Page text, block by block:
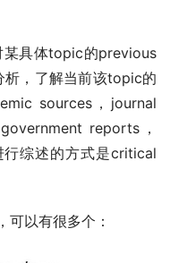
某具体topic的previous
析，了解当前该topic的
sources，journal
reports，
综述的方式是critical
以有很多个：